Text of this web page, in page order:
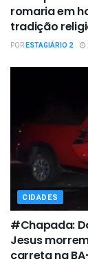
romaria em
tradição
PORESTAGIÁRIO 2
CIDADES
#Chapada:
Jesus
carreta na